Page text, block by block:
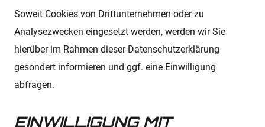
Soweit Cookies von Drittunternehmen oder zu
Analysezwecken eingesetzt werden, werden wir Sie
hierüber im Rahmen dieser Datenschutzerklärung
gesondert informieren und ggf. eine Einwilligung
abfragen.
EINWILLIGUNG MIT